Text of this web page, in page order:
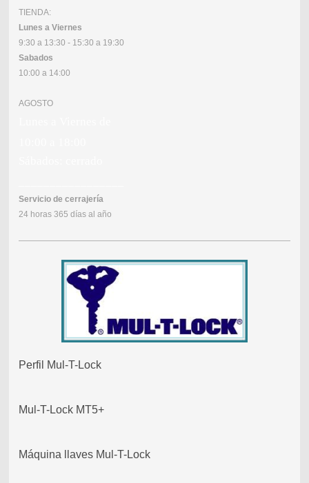
TIENDA:
Lunes a Viernes
9:30 a 13:30 - 15:30 a 19:30
Sabados
10:00 a 14:00
AGOSTO
Servicio de cerrajería
24 horas 365 días al año
Perfil Mul-T-Lock
Mul-T-Lock MT5+
Máquina llaves Mul-T-Lock